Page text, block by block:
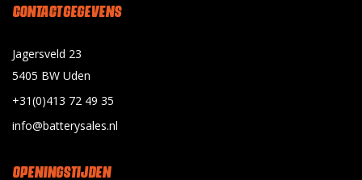
CONTACT GEGEVENS
Jagersveld 23
5405 BW Uden
+31(0)413 72 49 35
info@batterysales.nl
OPENINGSTIJDEN